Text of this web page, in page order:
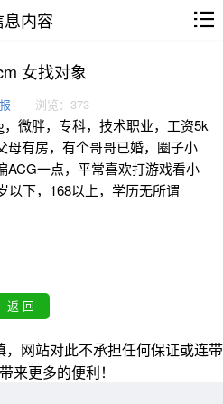
息内容
女找对象
浏览：373
微胖，专科，技术职业，工资5k
母有房，有个哥哥已婚，圈子小
ACG一点，平常喜欢打游戏看小
以下，168以上，学历无所谓
网站对此不承担任何保证或连带
来更多的便利！